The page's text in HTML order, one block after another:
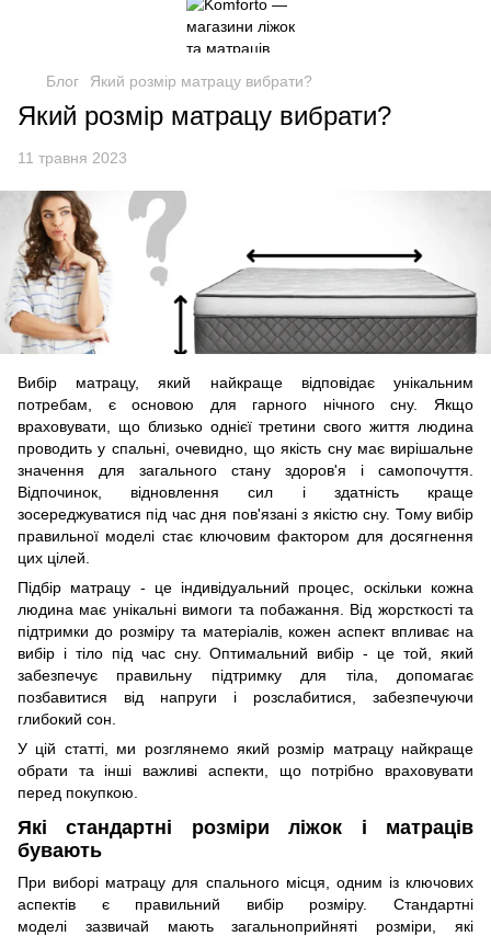
Блог Який розмір матрацу вибрати?
Який розмір матрацу вибрати?
11 травня 2023
Вибір матрацу, який найкраще відповідає унікальним
потребам, є основою для гарного нічного сну. Якщо
враховувати, що близько однієї третини свого життя людина
проводить у спальні, очевидно, що якість сну має вирішальне
значення для загального стану здоров'я і самопочуття.
Відпочинок, відновлення сил і здатність краще
зосереджуватися під час дня пов'язані з якістю сну. Тому вибір
правильної моделі стає ключовим фактором для досягнення
цих цілей.
Підбір матрацу - це індивідуальний процес, оскільки кожна
людина має унікальні вимоги та побажання. Від жорсткості та
підтримки до розміру та матеріалів, кожен аспект впливає на
вибір і тіло під час сну. Оптимальний вибір - це той, який
забезпечує правильну підтримку для тіла, допомагає
позбавитися від напруги і розслабитися, забезпечуючи
глибокий сон.
У цій статті, ми розглянемо який розмір матрацу найкраще
обрати та інші важливі аспекти, що потрібно враховувати
перед покупкою.
Які стандартні розміри ліжок і матраців
бувають
При виборі матрацу для спального місця, одним із ключових
аспектів є правильний вибір розміру. Стандартні
моделі зазвичай мають загальноприйняті розміри, які